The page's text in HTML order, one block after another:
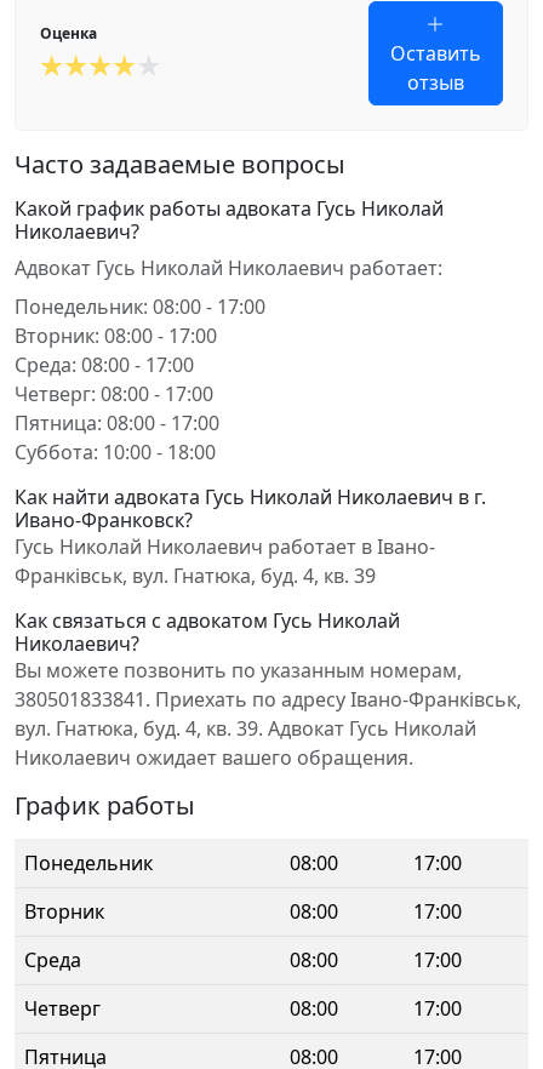
Оценка
Оставить
отзыв
Часто задаваемые вопросы
Какой график работы адвоката Гусь Николай
Николаевич?
Адвокат Гусь Николай Николаевич работает:
Понедельник: 08:00 - 17:00
Вторник: 08:00 - 17:00
Среда: 08:00 - 17:00
Четверг: 08:00 - 17:00
Пятница: 08:00 - 17:00
Суббота: 10:00 - 18:00
Как найти адвоката Гусь Николай Николаевич в г.
Ивано-Франковск?
Гусь Николай Николаевич работает в Івано-
Франківськ, вул. Гнатюка, буд. 4, кв. 39
Как связаться с адвокатом Гусь Николай
Николаевич?
Вы можете позвонить по указанным номерам,
380501833841. Приехать по адресу Івано-Франківськ,
вул. Гнатюка, буд. 4, кв. 39. Адвокат Гусь Николай
Николаевич ожидает вашего обращения.
График работы
Понедельник 08:00
17:00
Вторник
08:00
17:00
Среда
08:00
17:00
Четверг
08:00
17:00
Пятница
08:00
17:00